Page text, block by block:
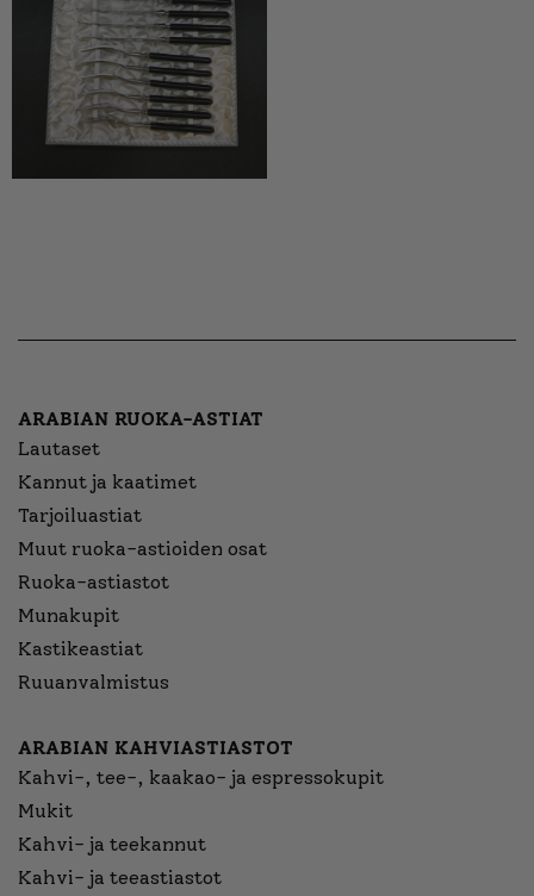
ARABIAN RUOKA-ASTIAT
Lautaset
Kannut ja kaatimet
Tarjoiluastiat
Muut ruoka-astioiden osat
Ruoka-astiastot
Munakupit
Kastikeastiat
Ruuanvalmistus
ARABIAN KAHVIASTIASTOT
Kahvi-, tee-, kaakao- ja espressokupit
Mukit
Kahvi- ja teekannut
Kahvi- ja teeastiastot